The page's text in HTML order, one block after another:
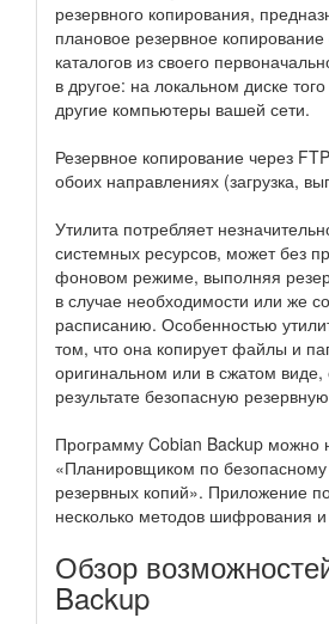
резервного копирования,
плановое резервное
каталогов из своего
в другое: на локальном диске
другие компьютеры вашей сети.
Резервное копирование через
обоих направлениях (загрузка,
Утилита потребляет
системных ресурсов, может без
фоновом режиме, выполняя
в случае необходимости или же
расписанию. Особенностью
том, что она копирует файлы и
оригинальном или в сжатом виде,
результате безопасную
Программу Cobian Backup можно
«Планировщиком по
резервных копий». Приложение
несколько методов шифрования
Обзор
Backup